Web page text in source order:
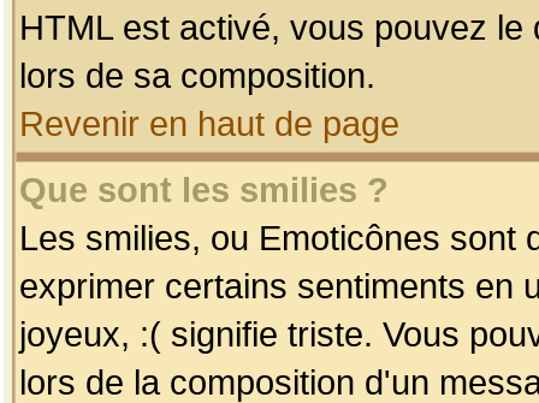
HTML est activé, vous pouvez
lors de sa composition.
Revenir en haut de page
Que sont les smilies ?
Les smilies, ou Emoticônes sont
exprimer certains sentiments en
joyeux, :( signifie triste. Vous
lors de la composition d'un